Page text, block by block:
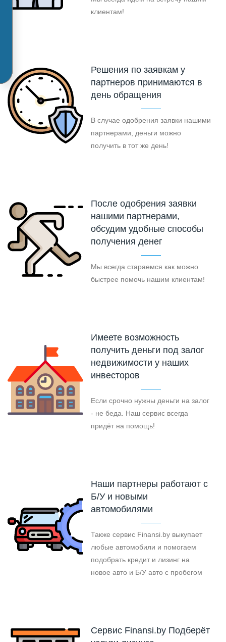
клиентам!
Решения по заявкам у
партнеров принимаются в
день обращения
В случае одобрения заявки нашими
партнерами, деньги можно
получить в тот же день!
После одобрения заявки
нашими партнерами,
обсудим удобные способы
получения денег
Мы всегда стараемся как можно
быстрее помочь нашим клиентам!
Имеете возможность
получить деньги под залог
недвижимости у наших
инвесторов
Если срочно нужны деньги на залог
- не беда. Наш сервис всегда
придёт на помощь!
Наши партнеры работают с
Б/У и новыми
автомобилями
Также сервис Finansi.by выкупает
любые автомобили и помогаем
подобрать кредит и лизинг на
новое авто и Б/У авто с пробегом
Cервис Finansi.by Подберёт